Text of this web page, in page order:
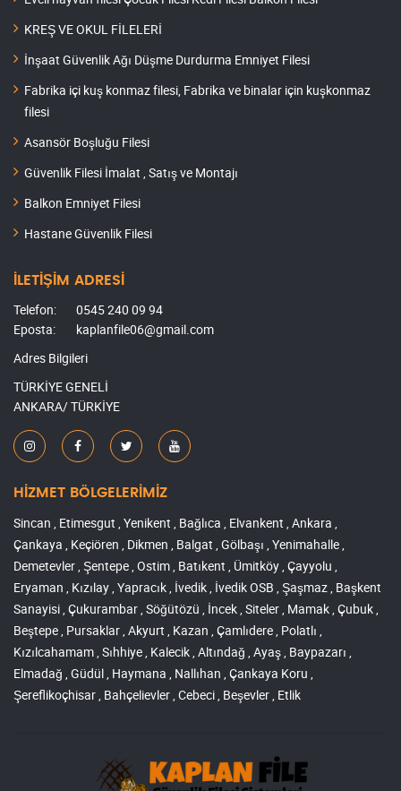
KREŞ VE OKUL FİLELERİ
İnşaat Güvenlik Ağı Düşme Durdurma Emniyet Filesi
Fabrika içi kuş konmaz filesi, Fabrika ve binalar için kuşkonmaz
filesi
Asansör Boşluğu Filesi
Güvenlik Filesi İmalat , Satış ve Montajı
Balkon Emniyet Filesi
Hastane Güvenlik Filesi
İLETİŞİM ADRESİ
Telefon:
0545 240 09 94
Eposta:
kaplanfile06@gmail.com
Adres Bilgileri
TÜRKİYE GENELİ
ANKARA/ TÜRKİYE
HİZMET BÖLGELERİMİZ
Sincan , Etimesgut , Yenikent , Bağlıca , Elvankent , Ankara ,
Çankaya , Keçiören , Dikmen , Balgat , Gölbaşı , Yenimahalle ,
Demetevler , Şentepe , Ostim , Batıkent , Ümitköy , Çayyolu ,
Eryaman , Kızılay , Yapracık , İvedik , İvedik OSB , Şaşmaz , Başkent
Sanayisi , Çukurambar , Söğütözü , İncek , Siteler , Mamak , Çubuk ,
Beştepe , Pursaklar , Akyurt , Kazan , Çamlıdere , Polatlı ,
Kızılcahamam , Sıhhiye , Kalecik , Altındağ , Ayaş , Baypazarı ,
Elmadağ , Güdül , Haymana , Nallıhan , Çankaya Koru ,
Şereflikoçhisar , Bahçelievler , Cebeci , Beşevler , Etlik